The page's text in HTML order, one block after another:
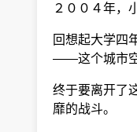
２００４年，
回想起大学四
——这个城市空
终于要离开了
靡的战斗。